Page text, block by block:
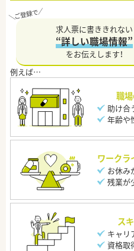
求人票に書ききれない
“詳しい職場情報”
をお伝えします！
職
助け合
年齢や
ワークラ
お休み
残業が
ス
キャリ
資格取